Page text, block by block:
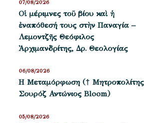
Οἱ μέριμνες τοῦ βίου καὶ ἡ
ἐναπόθεσή τους στὴν Παναγία –
Λεμοντζῆς Θεόφιλος
Ἀρχιμανδρίτης, Δρ. Θεολογίας
07/08/2026
Η Μεταμόρφωση († Μητροπολίτης
Σουρόζ Αντώνιος Bloom)
06/08/2026
05/08/2026